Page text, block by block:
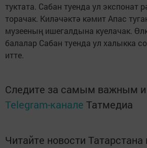
туктата. Сабан туенда ул экспонат
торачак. Киләчәктә кәмит Апас
музееның ишегалдына куелачак.
балалар Сабан туенда ул халыкка
итте.
Следите за самым важным
Telegram-канале Татмедиа
Читайте новости Татарстана